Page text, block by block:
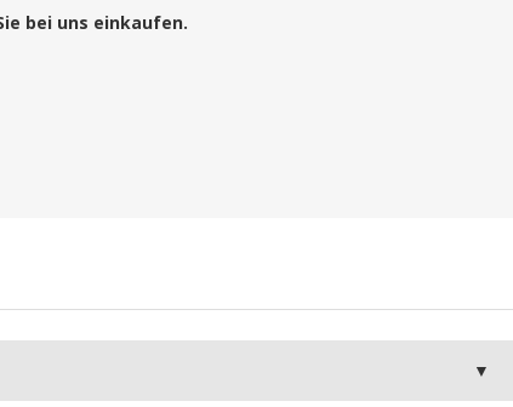
bei uns einkaufen.